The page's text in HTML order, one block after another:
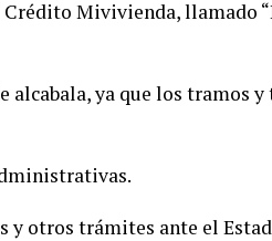
Mivivienda, llamado
alcabala, ya que los tramos
y otros trámites ante el